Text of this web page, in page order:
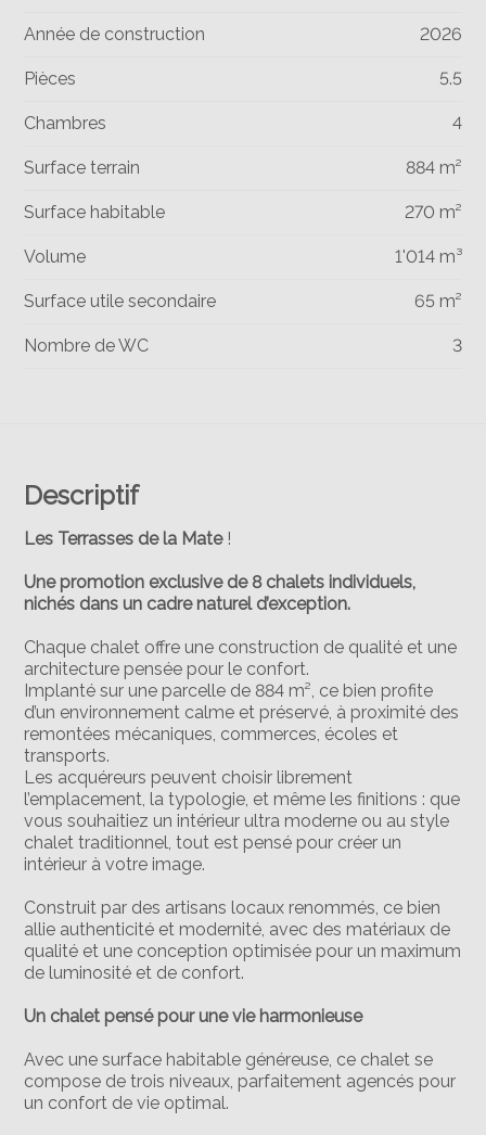
Descriptif
Les Terrasses de la Mate!
Une promotion exclusive de 8 chalets individuels,
nichés dans un cadre naturel d’exception.
Chaque chalet offre une construction de qualité et une
architecture pensée pour le confort.
Implanté sur une parcelle de 884 m², ce bien profite
d’un environnement calme et préservé, à proximité des
remontées mécaniques, commerces, écoles et
transports.
Les acquéreurs peuvent choisir librement
l’emplacement, la typologie, et même les finitions : que
vous souhaitiez un intérieur ultra moderne ou au style
chalet traditionnel, tout est pensé pour créer un
intérieur à votre image.
Construit par des artisans locaux renommés, ce bien
allie authenticité et modernité, avec des matériaux de
qualité et une conception optimisée pour un maximum
de luminosité et de confort.
Un chalet pensé pour une vie harmonieuse
Avec une surface habitable généreuse, ce chalet se
compose de trois niveaux, parfaitement agencés pour
un confort de vie optimal.
Année de construction 2026
Pièces 5.5
Chambres 4
Surface terrain 884 m²
Surface habitable 270 m²
Volume 1'014 m³
Surface utile secondaire 65 m²
Nombre de WC 3